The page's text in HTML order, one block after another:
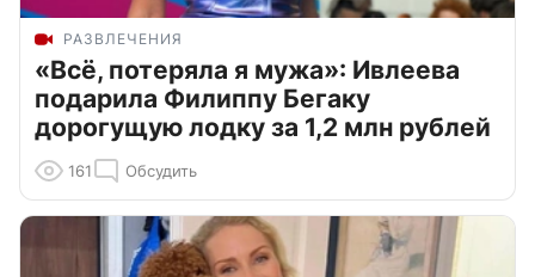
РАЗВЛЕЧЕНИЯ
«Всё, потеряла я мужа»: Ивлеева
подарила Филиппу Бегаку
дорогущую лодку за 1,2 млн рублей
161 Обсудить